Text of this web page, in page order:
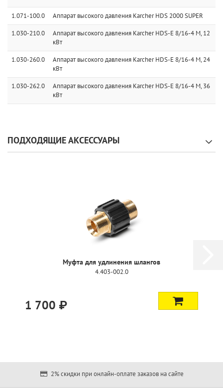
1.071-100.0 Аппарат высокого давления Karcher HDS 2000 SUPER
1.030-210.0
Аппарат высокого давления Karcher HDS-E 8/16-4 M, 12
кВт
1.030-260.0
Аппарат высокого давления Karcher HDS-E 8/16-4 M, 24
кВт
1.030-262.0
Аппарат высокого давления Karcher HDS-E 8/16-4 M, 36
кВт
ПОДХОДЯЩИЕ АКСЕССУАРЫ
Муфта для удлинения шлангов
4.403-002.0
1 700 ₽
2% скидки при онлайн-оплате заказов на сайте